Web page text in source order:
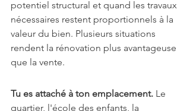
potentiel structural et quand les travaux
nécessaires restent proportionnels à la
valeur du bien. Plusieurs situations
rendent la rénovation plus avantageuse
que la vente.
Tu es attaché à ton emplacement. Le
quartier, l'école des enfants, la